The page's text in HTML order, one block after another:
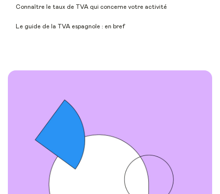
Connaître le taux de TVA qui concerne votre activité
Le guide de la TVA espagnole : en bref